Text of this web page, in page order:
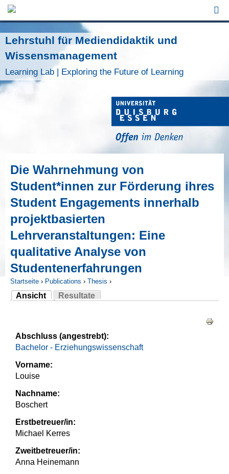
Jump to Navigation
Lehrstuhl für Mediendidaktik und
Wissensmanagement
Learning Lab | Exploring the Future of Learning
Die Wahrnehmung von
Student*innen zur Förderung ihres
Student Engagements innerhalb
projektbasierten
Lehrveranstaltungen: Eine
qualitative Analyse von
Studentenerfahrungen
Sie sind hier
Startseite › Publications › Thesis ›
Ansicht
(aktiver Reiter)
Resultate
Abschluss (angestrebt):
Bachelor - Erziehungswissenschaft
Vorname:
Louise
Nachname:
Boschert
Erstbetreuer/in:
Michael Kerres
Zweitbetreuer/in:
Anna Heinemann